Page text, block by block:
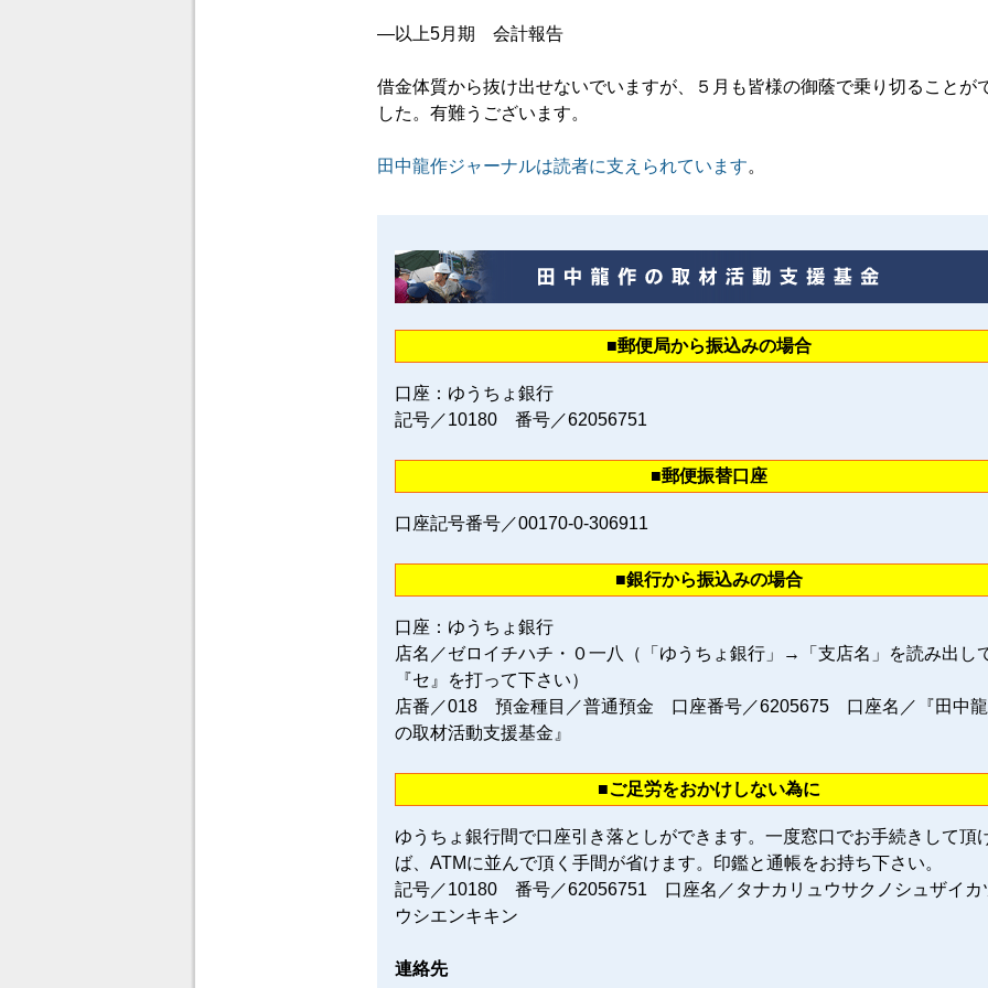
―以上5月期 会計報告
借金体質から抜け出せないでいますが、５月も皆様の御蔭で乗り切ることが
した。有難うございます。
田中龍作ジャーナルは読者に支えられています。
■郵便局から振込みの場合
口座：ゆうちょ銀行
記号／10180 番号／62056751
■郵便振替口座
口座記号番号／00170‐0‐306911
■銀行から振込みの場合
口座：ゆうちょ銀行
店名／ゼロイチハチ・０一八（「ゆうちょ銀行」→「支店名」を読み出し
『セ』を打って下さい）
店番／018 預金種目／普通預金 口座番号／6205675 口座名／『田中
の取材活動支援基金』
■ご足労をおかけしない為に
ゆうちょ銀行間で口座引き落としができます。一度窓口でお手続きして頂
ば、ATMに並んで頂く手間が省けます。印鑑と通帳をお持ち下さい。
記号／10180 番号／62056751 口座名／タナカリュウサクノシュザイカ
ウシエンキキン
連絡先